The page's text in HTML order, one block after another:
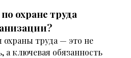
охране труда
труда — это не
а ключевая обязанность